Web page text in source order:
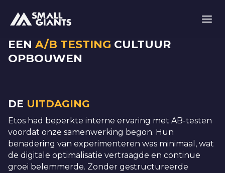
EEN A/B TESTING CULTUUR
OPBOUWEN
DE UITDAGING
Etos had beperkte interne ervaring met AB-testen
voordat onze samenwerking begon. Hun
benadering van experimenteren was minimaal, wat
de digitale optimalisatie vertraagde en continue
groei belemmerde. Zonder gestructureerde